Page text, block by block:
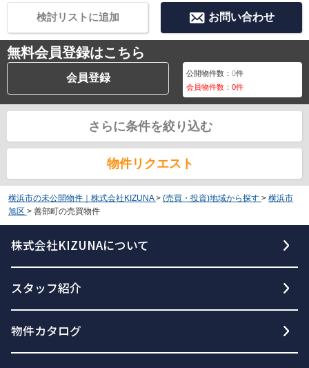
お問い合わせ
検討リストに追加
無料会員登録はこちら
会員登録 公開物件数：0件
会員物件数：0件
さらに条件を絞り込む
物件リクエスト
横浜市の未公開物件｜株式会社KIZUNA > (売買・投資)地域から探す > 横浜市
旭区 > 善部町の売買物件
株式会社KIZUNAについて
スタッフ紹介
物件カタログ